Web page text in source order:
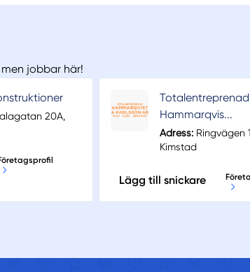
jobbar här!
20A,
Totalentreprenad
Hammarqvis...
Adress:Ringvägen
Kimstad
Lägg till snickare